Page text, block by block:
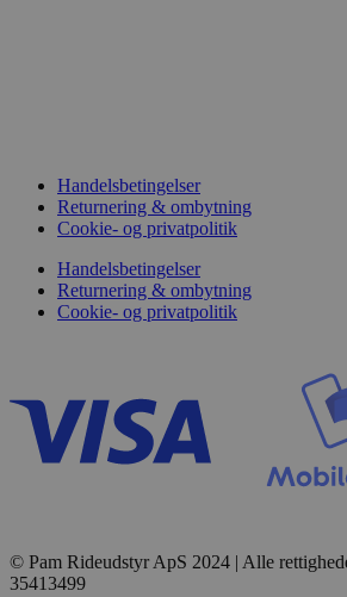
Handelsbetingelser
Returnering & ombytning
Cookie- og privatpolitik
Handelsbetingelser
Returnering & ombytning
Cookie- og privatpolitik
© Pam Rideudstyr ApS 2024 | Alle
35413499